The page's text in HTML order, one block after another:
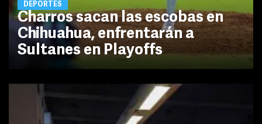
DEPORTES
Charros sacan las escobas en
Chihuahua, enfrentarán a
Sultanes en Playoffs